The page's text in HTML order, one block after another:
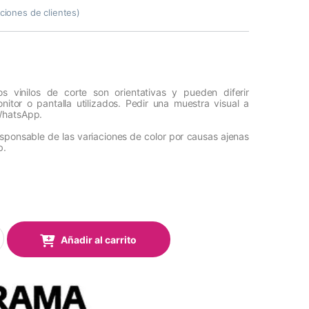
de clientes)
vinilos de corte son orientativas y pueden diferir
o pantalla utilizados. Pedir una muestra visual a
de las variaciones de color por causas ajenas
Event 366 Vivid Blue Mate 1,22x50 Mts quantity
Añadir al carrito